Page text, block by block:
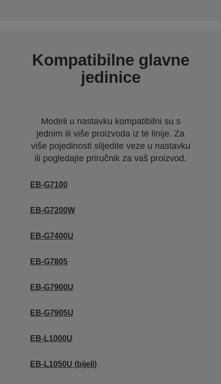
Kompatibilne glavne
jedinice
Modeli u nastavku kompatibilni su s
jednim ili više proizvoda iz te linije. Za
više pojedinosti slijedite veze u nastavku
ili pogledajte priručnik za vaš proizvod.
EB-G7100
EB-G7200W
EB-G7400U
EB-G7805
EB-G7900U
EB-G7905U
EB-L1000U
EB-L1050U (bijeli)